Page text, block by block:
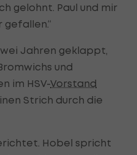
gelohnt. Paul und mir
Jahren geklappt,
und
im HSV-Vorstand
Strich durch die
Hobel spricht